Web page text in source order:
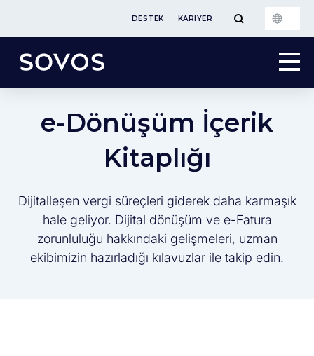
DESTEK KARIYER
e-Dönüşüm İçerik
Kitaplığı
Dijitalleşen vergi süreçleri giderek daha karmaşık
hale geliyor. Dijital dönüşüm ve e-Fatura
zorunluluğu hakkındaki gelişmeleri, uzman
ekibimizin hazırladığı kılavuzlar ile takip edin.